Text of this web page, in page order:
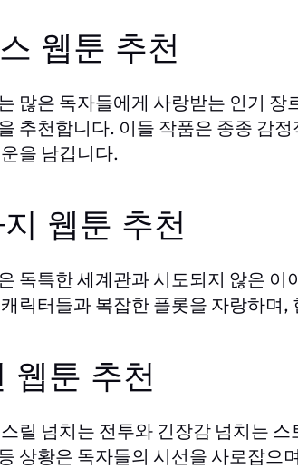
웹툰 추천
많은 독자들에게 사랑받는 인기
추천합니다. 이들 작품은 종종 감
을 남깁니다.
웹툰 추천
독특한 세계관과 시도되지 않은
릭터들과 복잡한 플롯을 자랑하며
웹툰 추천
릴 넘치는 전투와 긴장감 넘치는
상황은 독자들의 시선을 사로잡으